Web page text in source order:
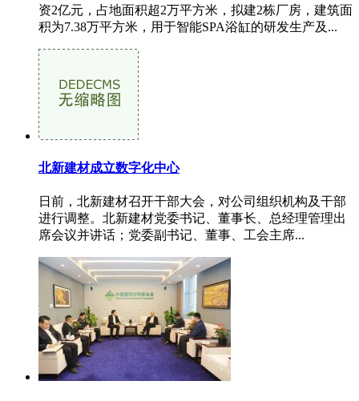
资2亿元，占地面积超2万平方米，拟建2栋厂房，建筑面
积为7.38万平方米，用于智能SPA浴缸的研发生产及...
北新建材成立数字化中心
日前，北新建材召开干部大会，对公司组织机构及干部
进行调整。北新建材党委书记、董事长、总经理管理出
席会议并讲话；党委副书记、董事、工会主席...